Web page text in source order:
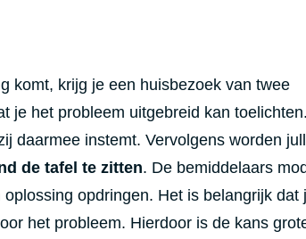
komt, krijg je een huisbezoek van twee
je het probleem uitgebreid kan
daarmee instemt. Vervolgens worden
de tafel te zitten. De bemiddelaars
opdringen. Het is belangrijk dat
het probleem. Hierdoor is de kans